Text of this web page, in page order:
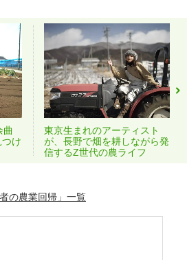
曲
け
東京生まれのアーティスト
が、長野で畑を耕しながら発
信するZ世代の農ライフ
者の農業回帰」